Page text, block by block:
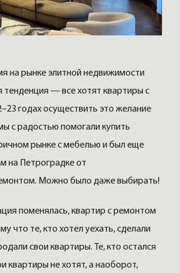
на рынке элитной недвижимости
тенденция — все хотят квартиры с
годах осуществить это желание
с радостью помогали купить
рынке с мебелью и был еще
на Петроградке от
Можно было даже выбирать!
поменялась, квартир с ремонтом
что те, кто хотел уехать, сделали
свои квартиры. Те, кто остался
квартиры не хотят, а наоборот,